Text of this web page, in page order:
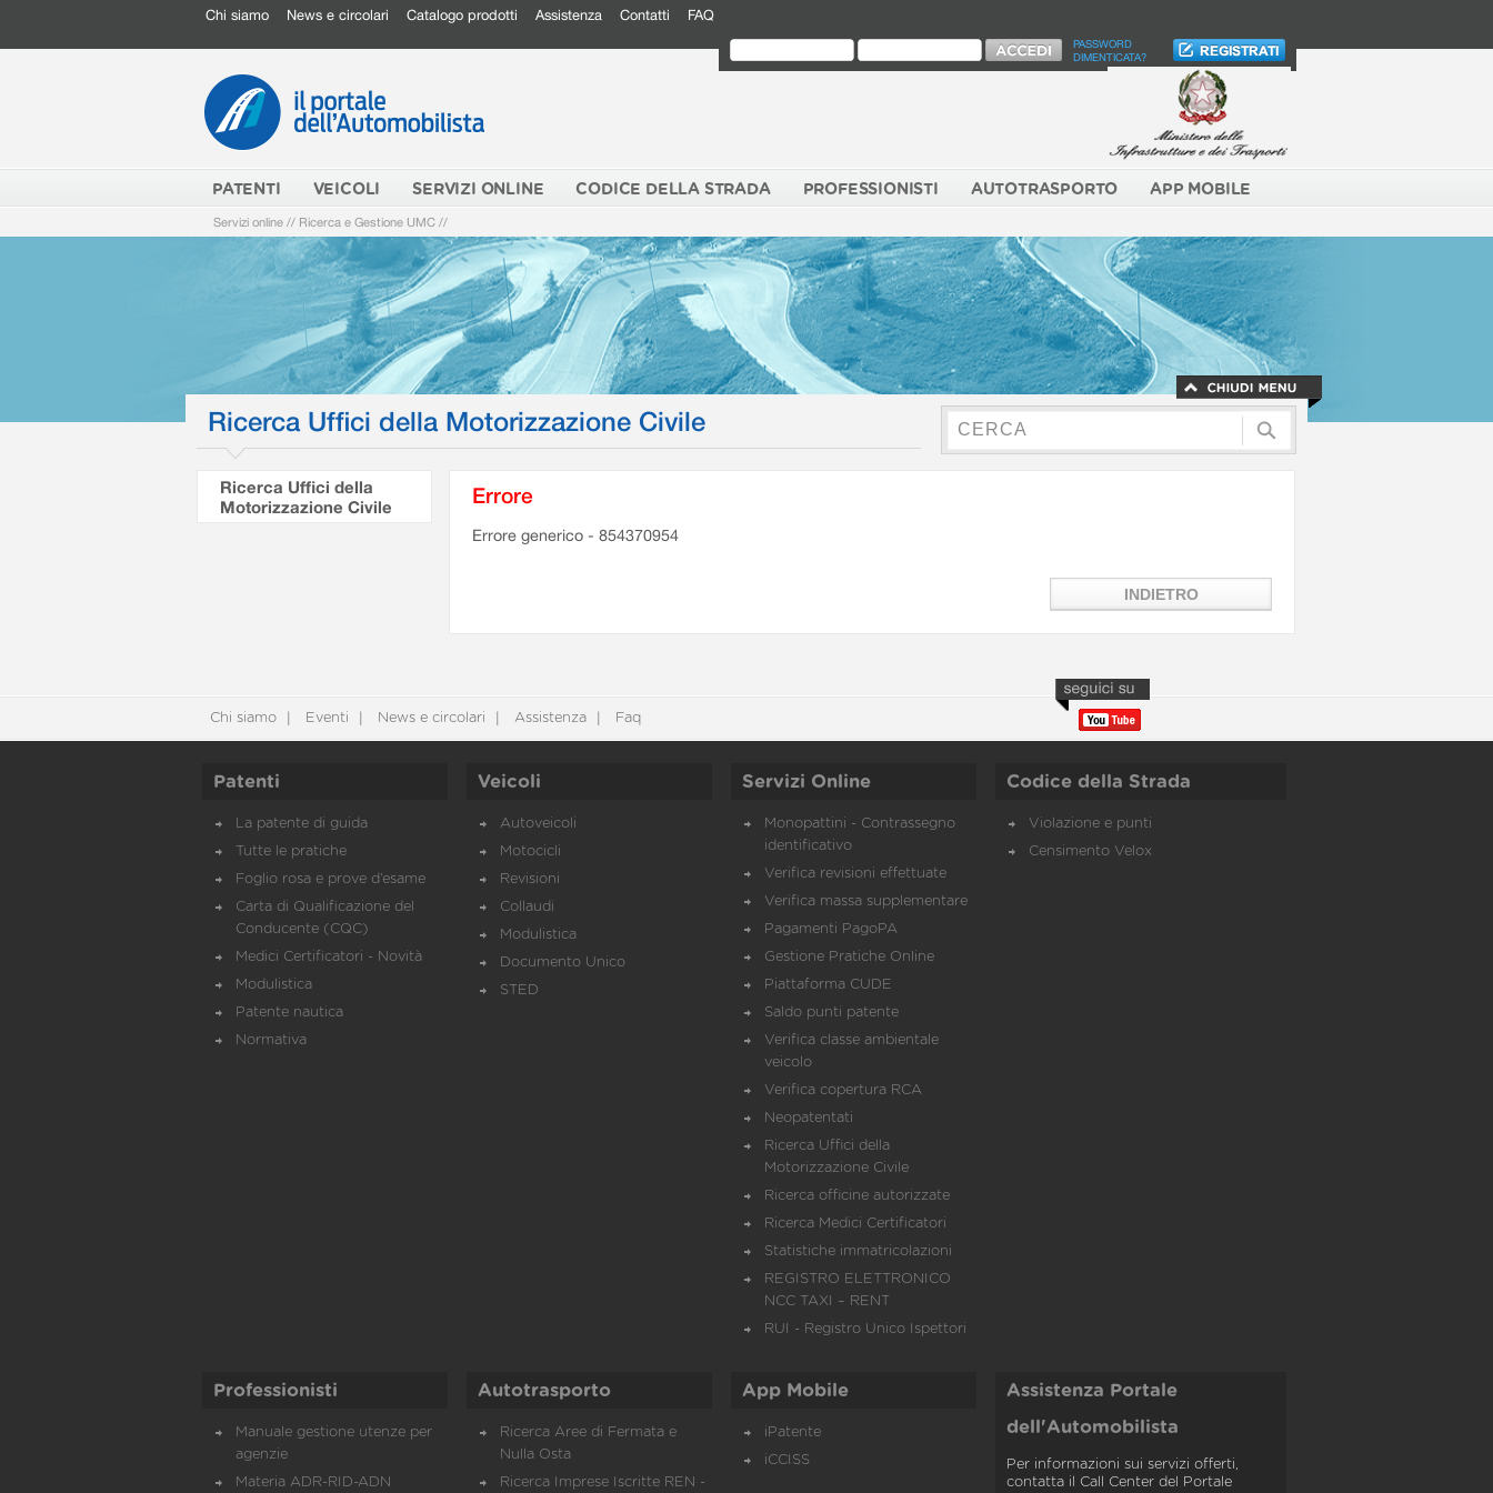
Chi siamo News e circolari Catalogo prodotti Assistenza Contatti FAQ
PASSWORD
DIMENTICATA?
PATENTI VEICOLI SERVIZI ONLINE CODICE DELLA STRADA PROFESSIONISTI AUTOTRASPORTO APP MOBILE
Servizi online // Ricerca e Gestione UMC //
Ricerca Uffici della Motorizzazione Civile
Ricerca Uffici della
Motorizzazione Civile
Errore
Errore generico - 854370954
Chi siamo Eventi News e circolari Assistenza Faq
Patenti
La patente di guida
Tutte le pratiche
Foglio rosa e prove d’esame
Carta di Qualificazione del
Conducente (CQC)
Medici Certificatori - Novità
Modulistica
Patente nautica
Normativa
Veicoli
Autoveicoli
Motocicli
Revisioni
Collaudi
Modulistica
Documento Unico
STED
Servizi Online
Monopattini - Contrassegno
identificativo
Verifica revisioni effettuate
Verifica massa supplementare
Pagamenti PagoPA
Gestione Pratiche Online
Piattaforma CUDE
Saldo punti patente
Verifica classe ambientale
veicolo
Verifica copertura RCA
Neopatentati
Ricerca Uffici della
Motorizzazione Civile
Ricerca officine autorizzate
Ricerca Medici Certificatori
Statistiche immatricolazioni
REGISTRO ELETTRONICO
NCC TAXI – RENT
RUI - Registro Unico Ispettori
Codice della Strada
Violazione e punti
Censimento Velox
Professionisti
Manuale gestione utenze per
agenzie
Materia ADR-RID-ADN
Autotrasporto
Ricerca Aree di Fermata e
Nulla Osta
Ricerca Imprese Iscritte REN -
App Mobile
iPatente
iCCISS
Assistenza Portale
dell'Automobilista
Per informazioni sui servizi offerti,
contatta il Call Center del Portale